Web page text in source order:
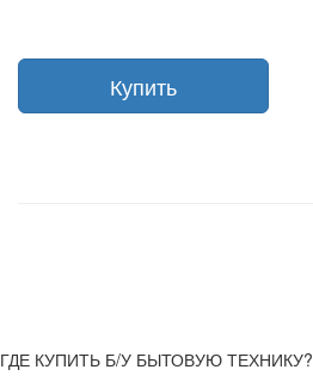
ГДЕ КУПИТЬ Б/У БЫТОВУЮ ТЕХНИКУ?